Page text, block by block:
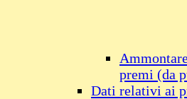
premi (da
Dati relativi ai